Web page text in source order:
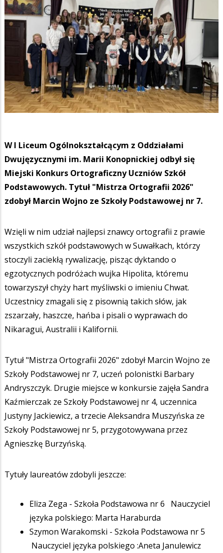
W I Liceum Ogólnokształcącym z Oddziałami
Dwujęzycznymi im. Marii Konopnickiej odbył się
Miejski Konkurs Ortograficzny Uczniów Szkół
Podstawowych. Tytuł "Mistrza Ortografii 2026"
zdobył Marcin Wojno ze Szkoły Podstawowej nr 7.
Wzięli w nim udział najlepsi znawcy ortografii z prawie
wszystkich szkół podstawowych w Suwałkach, którzy
stoczyli zaciekłą rywalizację, pisząc dyktando o
egzotycznych podróżach wujka Hipolita, któremu
towarzyszył chyży hart myśliwski o imieniu Chwat.
Uczestnicy zmagali się z pisownią takich słów, jak
zszarzały, haszcze, hańba i pisali o wyprawach do
Nikaragui, Australii i Kalifornii.
Tytuł "Mistrza Ortografii 2026" zdobył Marcin Wojno ze
Szkoły Podstawowej nr 7, uczeń polonistki Barbary
Andryszczyk. Drugie miejsce w konkursie zajęła Sandra
Kaźmierczak ze Szkoły Podstawowej nr 4, uczennica
Justyny Jackiewicz, a trzecie Aleksandra Muszyńska ze
Szkoły Podstawowej nr 5, przygotowywana przez
Agnieszkę Burzyńską.
Tytuły laureatów zdobyli jeszcze:
Eliza Zega - Szkoła Podstawowa nr 6 Nauczyciel
języka polskiego: Marta Haraburda
Szymon Warakomski - Szkoła Podstawowa nr 5
Nauczyciel języka polskiego :Aneta Janulewicz